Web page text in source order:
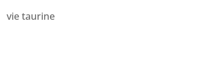
vie taurine